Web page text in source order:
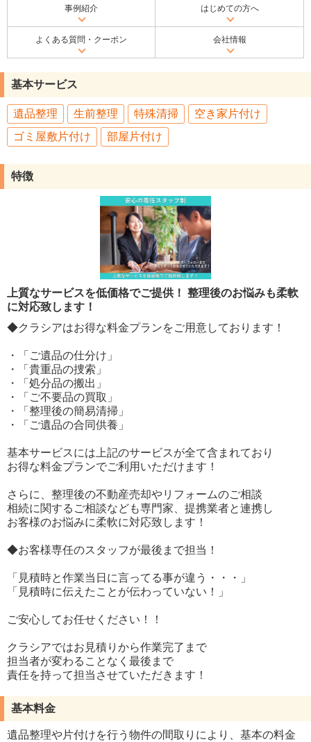
事例紹介 はじめての方へ
よくある質問・クーポン 会社情報
基本サービス
遺品整理 生前整理 特殊清掃
空き家片付け
ゴミ屋敷片付け
部屋片付け
特徴
上質なサービスを低価格でご提供！ 整理後のお悩みも柔軟
に対応致します！
◆クラシアはお得な料金プランをご用意しております！
・「ご遺品の仕分け」
・「貴重品の捜索」
・「処分品の搬出」
・「ご不要品の買取」
・「整理後の簡易清掃」
・「ご遺品の合同供養」
基本サービスには上記のサービスが全て含まれており
お得な料金プランでご利用いただけます！
さらに、整理後の不動産売却やリフォームのご相談
相続に関するご相談なども専門家、提携業者と連携し
お客様のお悩みに柔軟に対応致します！
◆お客様専任のスタッフが最後まで担当！
「見積時と作業当日に言ってる事が違う・・・」
「見積時に伝えたことが伝わっていない！」
ご安心してお任せください！！
クラシアではお見積りから作業完了まで
担当者が変わることなく最後まで
責任を持って担当させていただきます！
基本料金
遺品整理や片付けを行う物件の間取りにより、基本の料金